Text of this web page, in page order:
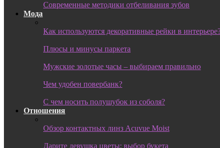
Современные методики отбеливания зубов
Мода
Как используются декоративные рейки в
Плюсы и минусы паркета
Мужские золотые часы – выбираем правильно
Чем удобен повербанк?
С чем носить полушубок из соболя?
Отношения
Обзор контактных линз Acuvue Moist
Дарите девушка цветы: выбор букета